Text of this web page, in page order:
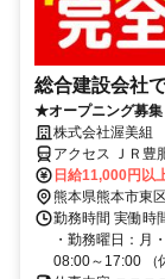
総合建設会社
★オープニング募
給1.35倍
株式会社渥美組
アクセス ＪＲ豊
徒歩約20分、Ｊ
日給11,000円以
熊本県熊本市東
勤務時間 実働時
・勤務曜日：月
08:00～17:00 （